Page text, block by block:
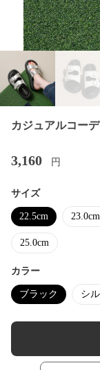
カジュアルコー
3,160 円
サイズ
22.5cm 23.0cm
25.0cm
カラー
ブラック シ